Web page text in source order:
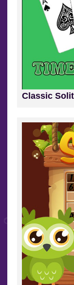
Classic